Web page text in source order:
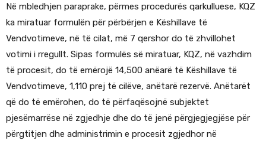
Në mbledhjen paraprake, përmes procedurës qarkulluese, KQZ
ka miratuar formulën për përbërjen e Këshillave të
Vendvotimeve, në të cilat, më 7 qershor do të zhvillohet
votimi i rregullt. Sipas formulës së miratuar, KQZ, në vazhdim
të procesit, do të emërojë 14,500 anëarë të Këshillave të
Vendvotimeve, 1,110 prej të cilëve, anëtarë rezervë. Anëtarët
që do të emërohen, do të përfaqësojnë subjektet
pjesëmarrëse në zgjedhje dhe do të jenë përgjegjegjëse për
përgtitjen dhe administrimin e procesit zgjedhor në